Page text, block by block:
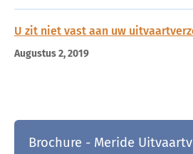
U zit niet vast aan uw
Augustus 2, 2019
Brochure - Meride